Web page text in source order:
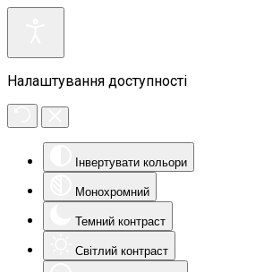
Налаштування доступності
Інвертувати кольори
Монохромний
Темний контраст
Світлий контраст